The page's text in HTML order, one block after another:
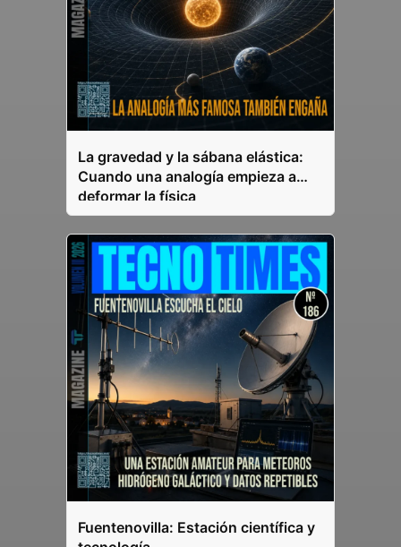
La gravedad y la sábana elástica:
Cuando una analogía empieza a
deformar la física
Fuentenovilla: Estación científica y